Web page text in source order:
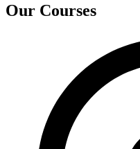
Our Courses